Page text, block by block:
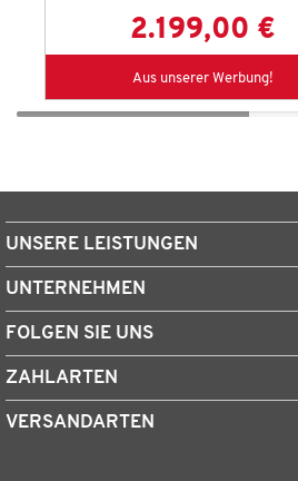
2.199,00 €
Aus unserer Werbung!
UNSERE LEISTUNGEN
UNTERNEHMEN
FOLGEN SIE UNS
ZAHLARTEN
VERSANDARTEN